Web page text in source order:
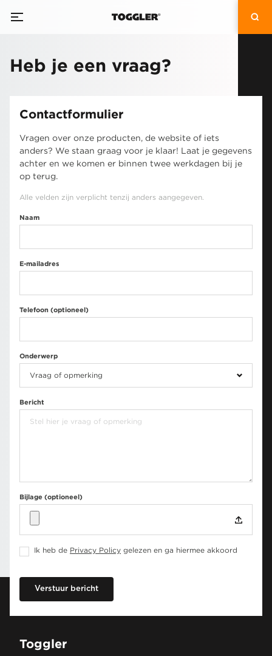
Heb je een vraag?
Contactformulier
Vragen over onze producten, de website of iets
anders? We staan graag voor je klaar! Laat je gegevens
achter en we komen er binnen twee werkdagen bij je
op terug.
Alle velden zijn verplicht tenzij anders aangegeven.
Naam
E-mailadres
Telefoon (optioneel)
Onderwerp
Bericht
Bijlage (optioneel)
Ik heb de Privacy Policy gelezen en ga hiermee akkoord
Verstuur bericht
Toggler